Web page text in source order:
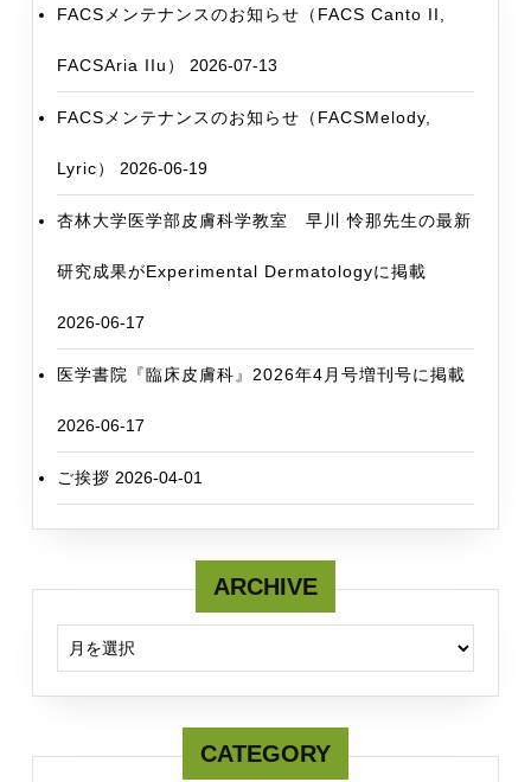
定
版
の
V7.0
FACSメンテナンスのお知らせ（FACS Canto II,
FACSAria IIu） 2026-07-13
FACSメンテナンスのお知らせ（FACSMelody,
Lyric） 2026-06-19
杏林大学医学部皮膚科学教室 早川 怜那先生の最新
研究成果がExperimental Dermatologyに掲載
2026-06-17
医学書院『臨床皮膚科』2026年4月号増刊号に掲載
2026-06-17
ご挨拶 2026-04-01
ARCHIVE
ARCHIVE
CATEGORY